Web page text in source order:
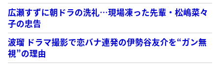
広瀬すずに朝ドラの洗礼…現場凍った先輩・松嶋菜々
子の忠告
波瑠 ドラマ撮影で恋バナ連発の伊勢谷友介を“ガン無
視”の理由